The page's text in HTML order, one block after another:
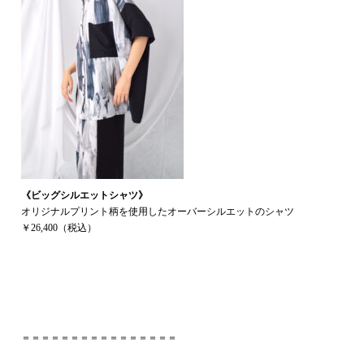
《ビッグシルエットシャツ》
オリジナルプリント柄を使用したオーバーシルエットのシャツ
￥26,400（税込）
＝＝＝＝＝＝＝＝＝＝＝＝＝＝＝＝